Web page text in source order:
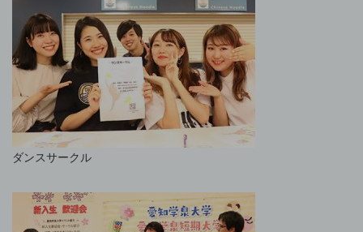
ダンスサークル